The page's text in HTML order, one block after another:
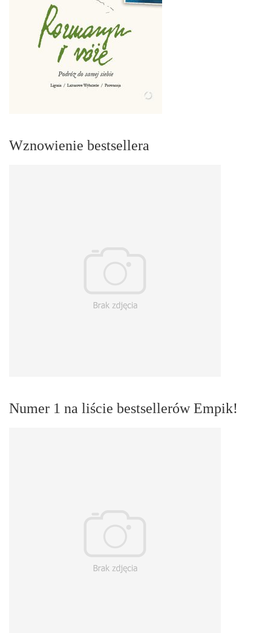
Wznowienie bestsellera
Numer 1 na liście bestsellerów Empik!